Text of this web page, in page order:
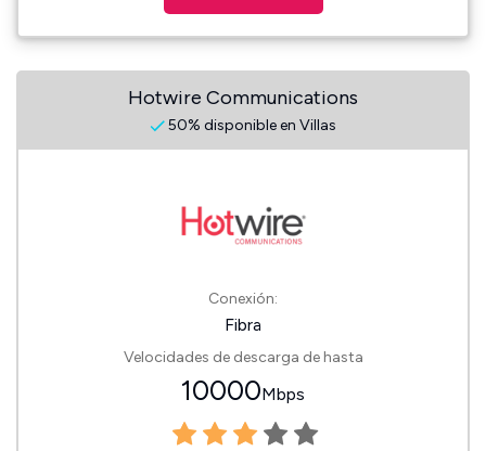
Hotwire Communications
50% disponible en Villas
Conexión:
Fibra
Velocidades de descarga de hasta
10000Mbps